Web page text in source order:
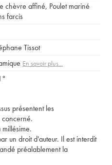
chèvre affiné, Poulet mariné
farcis
Tissot
En savoir plus...
présentent les
concerné.
un droit d'auteur. Il est interdit
préalablement la